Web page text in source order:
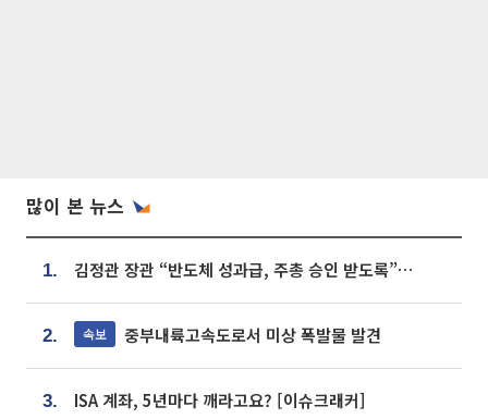
많이 본 뉴스
1. 김정관 장관 “반도체 성과급, 주총 승인 받도록”…상법·자본시장법 개정 시사
2. 속보 중부내륙고속도로서 미상 폭발물 발견
3. ISA 계좌, 5년마다 깨라고요? [이슈크래커]